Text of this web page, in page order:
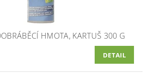
HMOTA, KARTUŠ 300 G
DETAIL